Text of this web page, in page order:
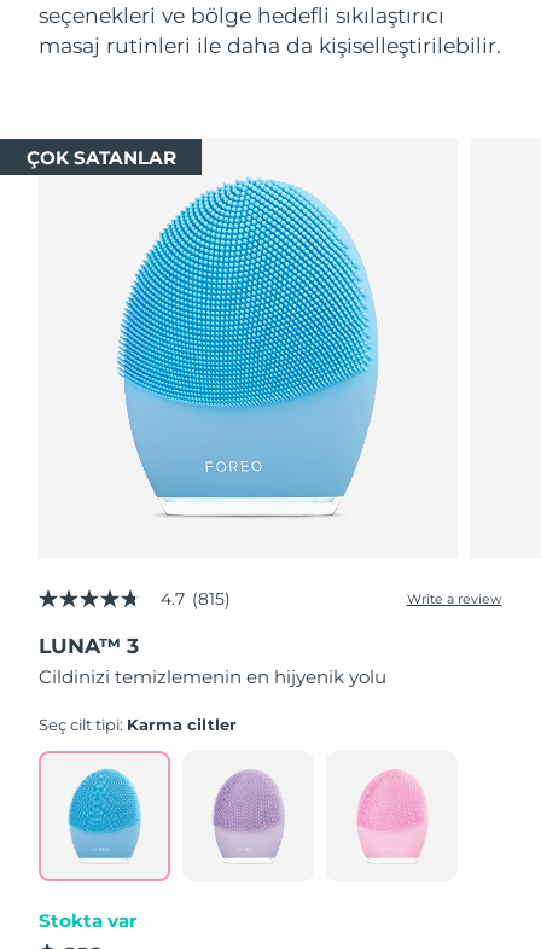
seçenekleri ve bölge hedefli sıkılaştırıcı
masaj rutinleri ile daha da kişiselleştirilebilir.
ÇOK SATANLAR
4.7
of
5
stars,
rating
Read
Reviews.
Same
page
link.
4.7 (815) Write a review
LUNA™ 3
Cildinizi temizlemenin en hijyenik yolu
Seç cilt tipi: Karma ciltler
Stokta var